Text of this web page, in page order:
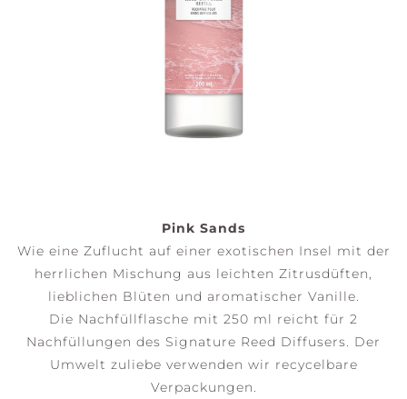
Pink Sands
Wie eine Zuflucht auf einer exotischen Insel mit der
herrlichen Mischung aus leichten Zitrusdüften,
lieblichen Blüten und aromatischer Vanille.
Die Nachfüllflasche mit 250 ml reicht für 2
Nachfüllungen des Signature Reed Diffusers. Der
Umwelt zuliebe verwenden wir recycelbare
Verpackungen.